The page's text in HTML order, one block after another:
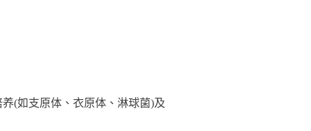
(如支原体、衣原体、淋球菌)及